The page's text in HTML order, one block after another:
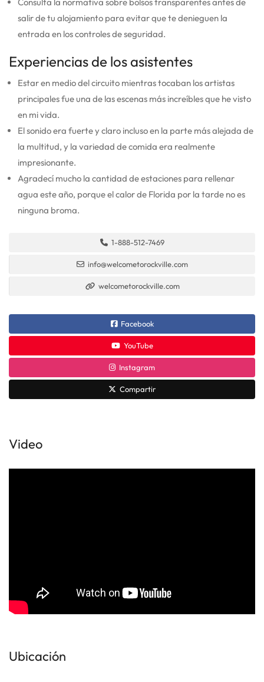
salir de tu alojamiento para evitar que te denieguen la
entrada en los controles de seguridad.
Experiencias de los asistentes
Estar en medio del circuito mientras tocaban los artistas
principales fue una de las escenas más increíbles que he visto
en mi vida.
El sonido era fuerte y claro incluso en la parte más alejada de
la multitud, y la variedad de comida era realmente
impresionante.
Agradecí mucho la cantidad de estaciones para rellenar
agua este año, porque el calor de Florida por la tarde no es
ninguna broma.
1-888-512-7469
info@welcometorockville.com
welcometorockville.com
Facebook
YouTube
Instagram
Compartir
Video
Ubicación